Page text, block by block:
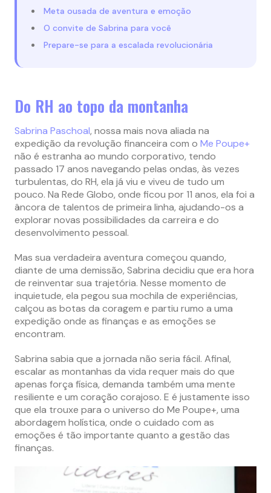
Meta ousada de aventura e emoção
O convite de Sabrina para você
Prepare-se para a escalada revolucionária
Do RH ao topo da montanha
Sabrina Paschoal, nossa mais nova aliada na
expedição da revolução financeira com o Me Poupe+
não é estranha ao mundo corporativo, tendo
passado 17 anos navegando pelas ondas, às vezes
turbulentas, do RH, ela já viu e viveu de tudo um
pouco. Na Rede Globo, onde ficou por 11 anos, ela foi a
âncora de talentos de primeira linha, ajudando-os a
explorar novas possibilidades da carreira e do
desenvolvimento pessoal.
Mas sua verdadeira aventura começou quando,
diante de uma demissão, Sabrina decidiu que era hora
de reinventar sua trajetória. Nesse momento de
inquietude, ela pegou sua mochila de experiências,
calçou as botas da coragem e partiu rumo a uma
expedição onde as finanças e as emoções se
encontram.
Sabrina sabia que a jornada não seria fácil. Afinal,
escalar as montanhas da vida requer mais do que
apenas força física, demanda também uma mente
resiliente e um coração corajoso. E é justamente isso
que ela trouxe para o universo do Me Poupe+, uma
abordagem holística, onde o cuidado com as
emoções é tão importante quanto a gestão das
finanças.